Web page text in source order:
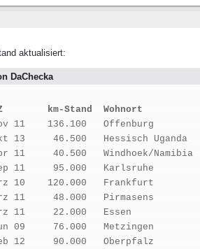
aktualisiert:
DaChecka
km-Stand Wohnort
11 136.100 Offenburg
13 46.500 Hessisch Uganda
11 40.500 Windhoek/Namibia
11 95.000 Karlsruhe
10 120.000 Frankfurt
11 48.000 Pirmasens
11 22.000 Essen
09 76.000 Metzingen
12 90.000 Oberpfalz